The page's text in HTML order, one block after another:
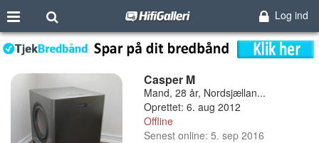
Log ind
Casper M
Mand, 28 år, Nordsjællan...
Oprettet: 6. aug 2012
Offline
Senest online: 5. sep 2016